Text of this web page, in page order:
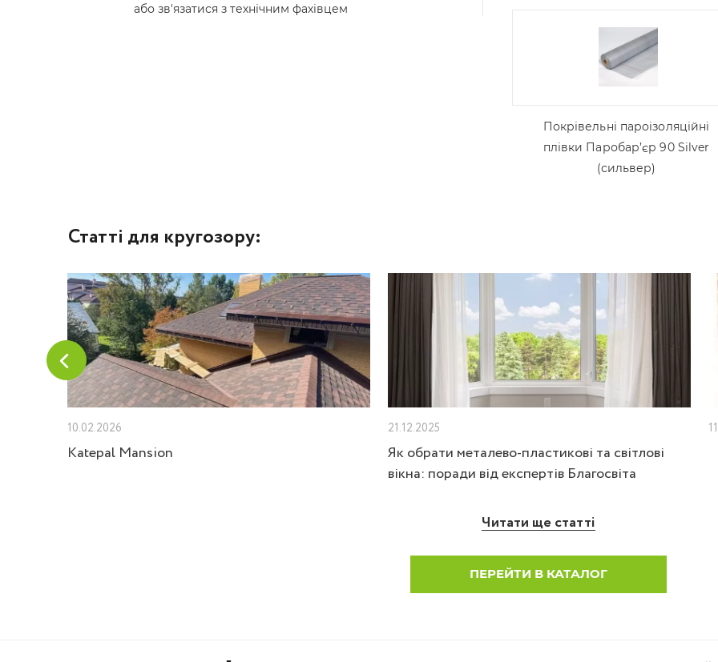
або зв'язатися з технічним фахівцем
Покрівельні пароізоляційні
плівки Паробар’єр 90 Silver
(сильвер)
Статті для кругозору:
10.02.2026
Katepal Mansion
21.12.2025
Як обрати металево-пластикові та світлові
вікна: поради від експертів Благосвіта
Читати ще статті
ПЕРЕЙТИ В КАТАЛОГ